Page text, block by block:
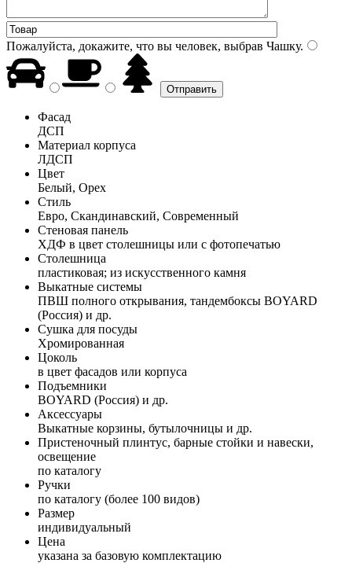
Пожалуйста, докажите, что вы человек, выбрав Чашку.
Фасад
ДСП
Материал корпуса
ЛДСП
Цвет
Белый, Орех
Стиль
Евро, Скандинавский, Современный
Стеновая панель
ХДФ в цвет столешницы или с фотопечатью
Столешница
пластиковая; из искусственного камня
Выкатные системы
ПВШ полного открывания, тандембоксы BOYARD
(Россия) и др.
Сушка для посуды
Хромированная
Цоколь
в цвет фасадов или корпуса
Подъемники
BOYARD (Россия) и др.
Аксессуары
Выкатные корзины, бутылочницы и др.
Пристеночный плинтус, барные стойки и навески,
освещение
по каталогу
Ручки
по каталогу (более 100 видов)
Размер
индивидуальный
Цена
указана за базовую комплектацию